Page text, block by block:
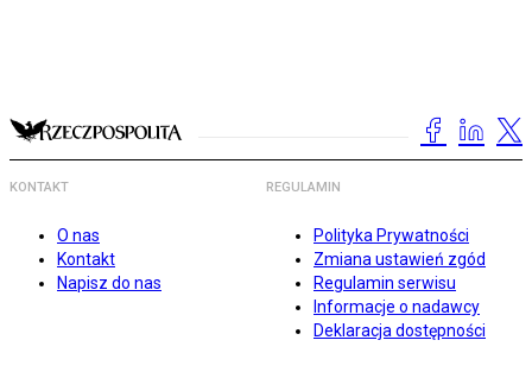
KONTAKT
O nas
Kontakt
Napisz do nas
REGULAMIN
Polityka Prywatności
Zmiana ustawień zgód
Regulamin serwisu
Informacje o nadawcy
Deklaracja dostępności